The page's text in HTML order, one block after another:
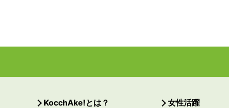
KocchAke!とは？
女性活躍